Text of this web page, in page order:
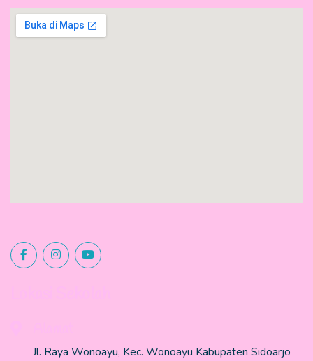
Jl. Raya Wonoayu, Kec. Wonoayu Kabupaten Sidoarjo